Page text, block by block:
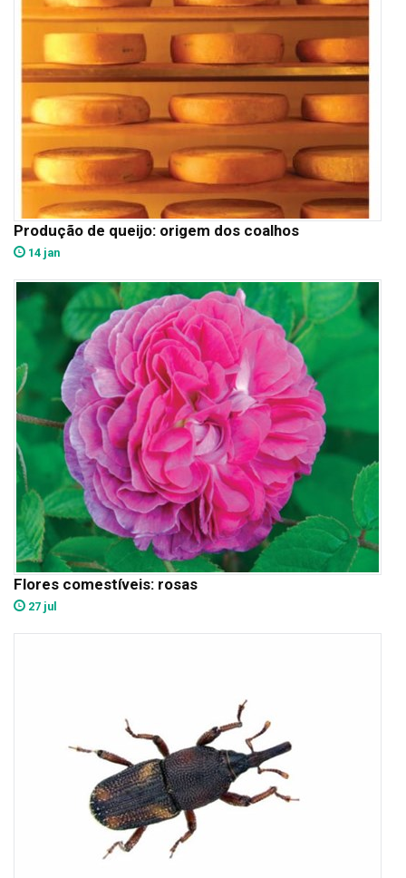
Produção de queijo: origem dos coalhos
14 jan
Flores comestíveis: rosas
27 jul